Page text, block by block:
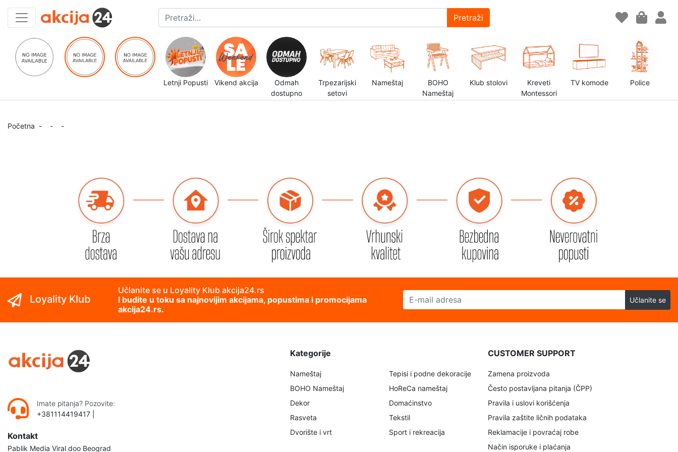
Pretraži
Letnji Popusti Vikend akcija
Odmah
dostupno
Trpezarijski
setovi
Nameštaj
BOHO
Nameštaj
Klub stolovi
Kreveti
Montessori
TV komode Police
Početna - - -
Loyality Klub
Učlanite se u Loyality Klub akcija24.rs
I budite u toku sa najnovijim akcijama, popustima i promocijama
akcija24.rs.
E-mail adresa
Učlanite se
Imate pitanja? Pozovite:
+381114419417
Kontakt
Pablik Media Viral doo Beograd
Kategorije
Nameštaj
BOHO Nameštaj
Dekor
Rasveta
Dvorište i vrt
Tepisi i podne dekoracije
HoReCa nameštaj
Domaćinstvo
Tekstil
Sport i rekreacija
CUSTOMER SUPPORT
Zamena proizvoda
Često postavljana pitanja (ČPP)
Pravila i uslovi korišćenja
Pravila zaštite ličnih podataka
Reklamacije i povraćaj robe
Način isporuke i plaćanja